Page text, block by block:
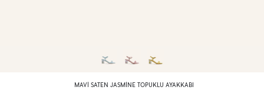
MAVI SATEN JASMINE TOPUKLU AYAKKABI